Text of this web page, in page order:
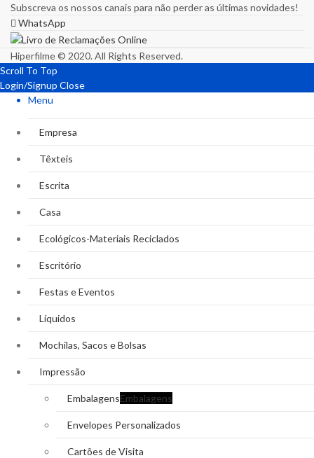
Subscreva os nossos canais para não perder as últimas novidades!
WhatsApp
Hiperfilme © 2020. All Rights Reserved.
Scroll To Top
Login/Signup Close
Menu
Empresa
Têxteis
Escrita
Casa
Ecológicos-Materiais Reciclados
Escritório
Festas e Eventos
Líquidos
Mochilas, Sacos e Bolsas
Impressão
EmbalagensEmbalagens
Envelopes Personalizados
Cartões de Visita